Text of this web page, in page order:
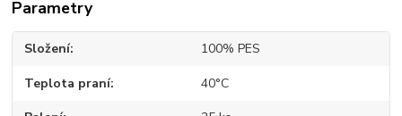
Parametry
Složení 100% PES
Teplota praní 40°C